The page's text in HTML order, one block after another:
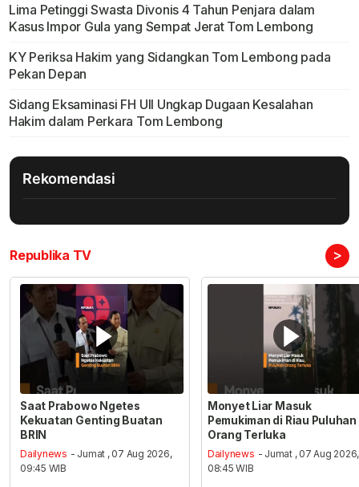
Lima Petinggi Swasta Divonis 4 Tahun Penjara dalam
Kasus Impor Gula yang Sempat Jerat Tom Lembong
KY Periksa Hakim yang Sidangkan Tom Lembong pada
Pekan Depan
Sidang Eksaminasi FH UII Ungkap Dugaan Kesalahan
Hakim dalam Perkara Tom Lembong
Rekomendasi
Republika TV >
Saat Prabowo Ngetes
Kekuatan Genting Buatan
BRIN
Dailynews - Jumat , 07 Aug 2026,
09:45 WIB
Monyet Liar Masuk
Pemukiman di Riau Puluhan
Orang Terluka
Dailynews - Jumat , 07 Aug 2026,
08:45 WIB